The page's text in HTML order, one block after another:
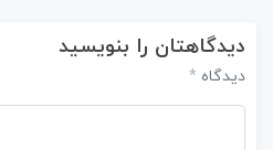
دیدگاهتان را بنویسید
دیدگاه *